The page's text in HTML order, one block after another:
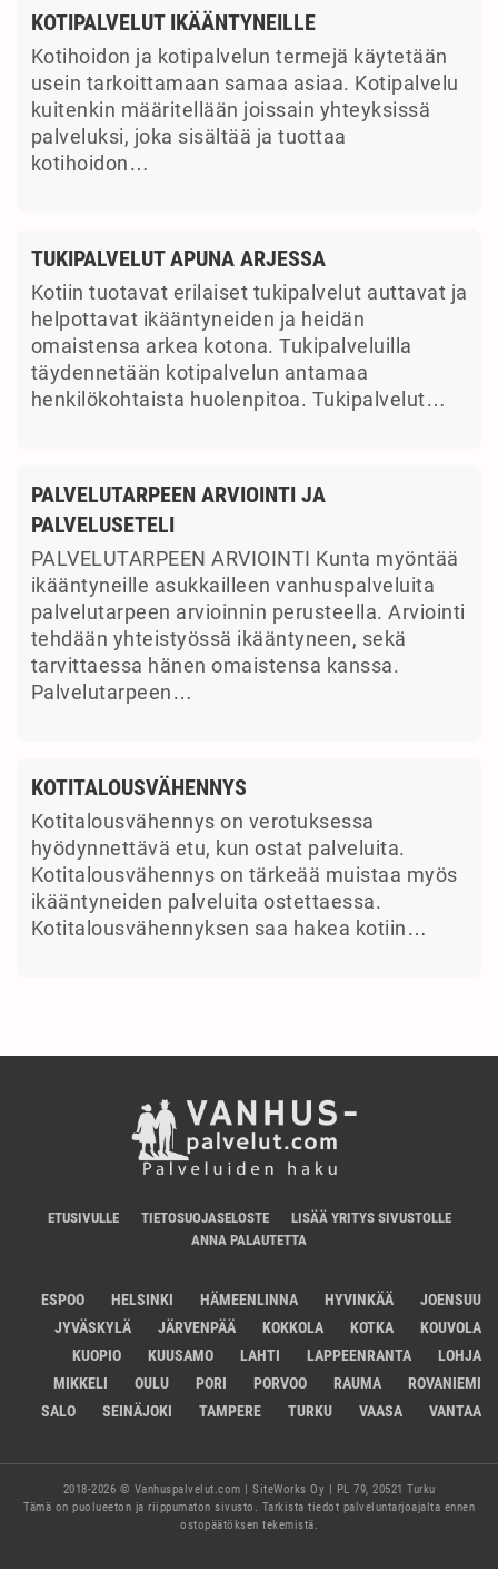
KOTIPALVELUT IKÄÄNTYNEILLE
Kotihoidon ja kotipalvelun termejä käytetään
usein tarkoittamaan samaa asiaa. Kotipalvelu
kuitenkin määritellään joissain yhteyksissä
palveluksi, joka sisältää ja tuottaa
kotihoidon…
TUKIPALVELUT APUNA ARJESSA
Kotiin tuotavat erilaiset tukipalvelut auttavat ja
helpottavat ikääntyneiden ja heidän
omaistensa arkea kotona. Tukipalveluilla
täydennetään kotipalvelun antamaa
henkilökohtaista huolenpitoa. Tukipalvelut…
PALVELUTARPEEN ARVIOINTI JA
PALVELUSETELI
PALVELUTARPEEN ARVIOINTI Kunta myöntää
ikääntyneille asukkailleen vanhuspalveluita
palvelutarpeen arvioinnin perusteella. Arviointi
tehdään yhteistyössä ikääntyneen, sekä
tarvittaessa hänen omaistensa kanssa.
Palvelutarpeen…
KOTITALOUSVÄHENNYS
Kotitalousvähennys on verotuksessa
hyödynnettävä etu, kun ostat palveluita.
Kotitalousvähennys on tärkeää muistaa myös
ikääntyneiden palveluita ostettaessa.
Kotitalousvähennyksen saa hakea kotiin…
ETUSIVULLE TIETOSUOJASELOSTE
LISÄÄ YRITYS SIVUSTOLLE
ANNA PALAUTETTA
ESPOO HELSINKI HÄMEENLINNA HYVINKÄÄ
JOENSUU
JYVÄSKYLÄ
JÄRVENPÄÄ KOKKOLA KOTKA
KOUVOLA
KUOPIO
KUUSAMO LAHTI LAPPEENRANTA
LOHJA
MIKKELI
OULU PORI PORVOO RAUMA
ROVANIEMI
SALO
SEINÄJOKI TAMPERE TURKU VAASA VANTAA
2018-2026 © Vanhuspalvelut.com | SiteWorks Oy | PL 79, 20521 Turku
Tämä on puolueeton ja riippumaton sivusto. Tarkista tiedot palveluntarjoajalta ennen
ostopäätöksen tekemistä.